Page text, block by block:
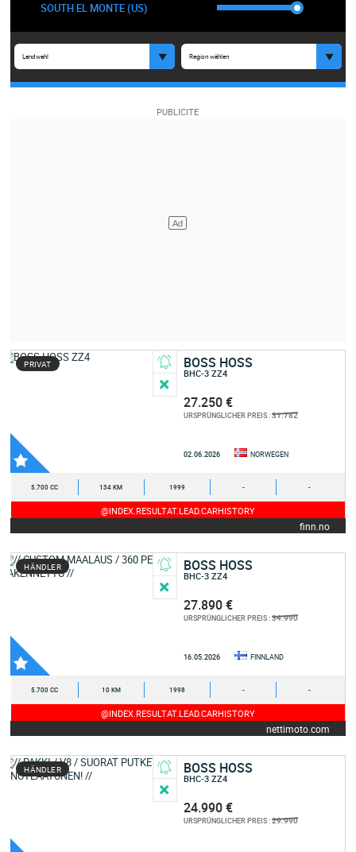
SOUTH EL MONTE (US)
Landwahl Region wählen
PRIVAT BOSS HOSS
BHC-3 ZZ4
27.250 €
URSPRÜNGLICHER PREIS :31.782
02.06.2026 NORWEGEN
5.700 CC 134 KM 1999 - -
@INDEX.RESULTAT.LEAD.CARHISTORY
finn.no
HÄNDLER BOSS HOSS
BHC-3 ZZ4
27.890 €
URSPRÜNGLICHER PREIS :34.990
16.05.2026 FINNLAND
5.700 CC 10 KM 1998 - -
@INDEX.RESULTAT.LEAD.CARHISTORY
nettimoto.com
HÄNDLER BOSS HOSS
BHC-3 ZZ4
24.990 €
URSPRÜNGLICHER PREIS :29.990